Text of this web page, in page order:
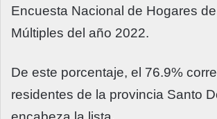
Encuesta Nacional de Hogares
Múltiples del año 2022.
De este porcentaje, el 76.9%
residentes de la provincia Santo